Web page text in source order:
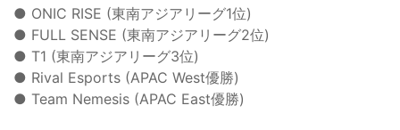
● ONIC RISE (東南アジアリーグ1位)
● FULL SENSE (東南アジアリーグ2位)
● T1 (東南アジアリーグ3位)
● Rival Esports (APAC West優勝)
● Team Nemesis (APAC East優勝)